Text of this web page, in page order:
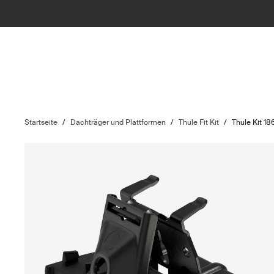
Startseite / Dachträger und Plattformen / Thule Fit Kit / Thule Kit